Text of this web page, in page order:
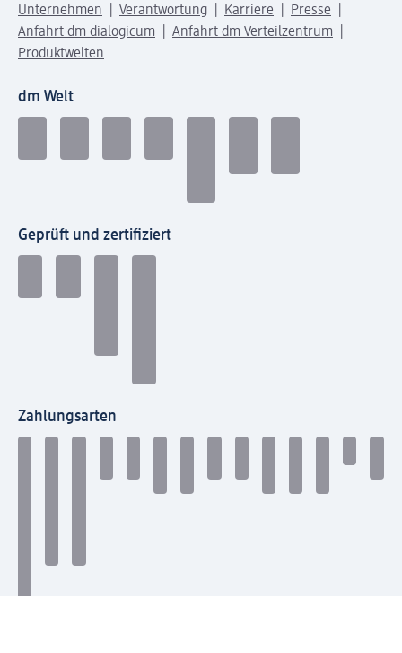
Unternehmen Verantwortung Karriere
Presse
Anfahrt dm dialogicum
Anfahrt dm Verteilzentrum
Produktwelten
dm Welt
Geprüft und zertifiziert
Zahlungsarten